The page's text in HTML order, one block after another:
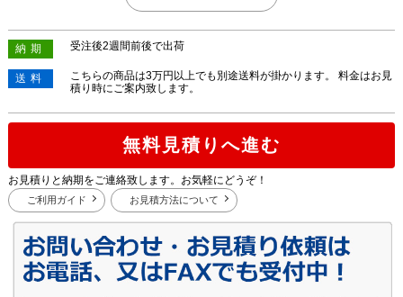
納期 受注後2週間前後で出荷
送料
こちらの商品は3万円以上でも別途送料が掛かります。 料金はお見
積り時にご案内致します。
無料見積りへ進む
お見積りと納期をご連絡致します。お気軽にどうぞ！
ご利用ガイド お見積方法について